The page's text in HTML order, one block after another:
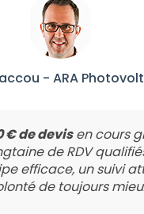
- ARA
€ de devisen cours
de RDV
efficace, un suivi
de toujours